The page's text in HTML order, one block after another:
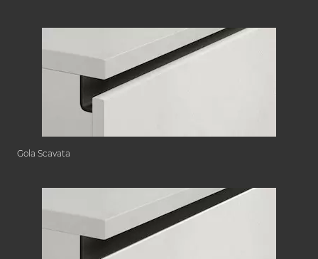
Gola Scavata